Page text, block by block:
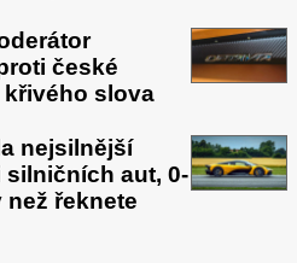
české
slova
nejsilnější
silničních aut, 0-
než řeknete